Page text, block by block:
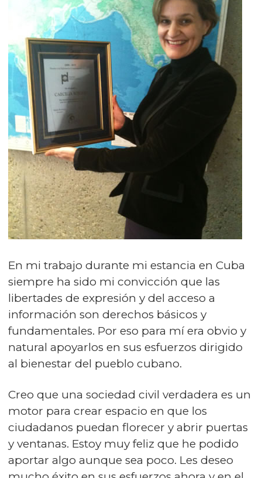
En mi trabajo durante mi estancia en Cuba
siempre ha sido mi convicción que las
libertades de expresión y del acceso a
información son derechos básicos y
fundamentales. Por eso para mí era obvio y
natural apoyarlos en sus esfuerzos dirigido
al bienestar del pueblo cubano.
Creo que una sociedad civil verdadera es un
motor para crear espacio en que los
ciudadanos puedan florecer y abrir puertas
y ventanas. Estoy muy feliz que he podido
aportar algo aunque sea poco. Les deseo